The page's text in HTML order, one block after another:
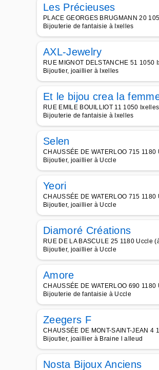
Les Précieuses
PLACE GEORGES BRUGMANN 20
Bijouterie de fantaisie à Ixelles
AXL-Jewelry
RUE MIGNOT DELSTANCHE 51 1050
Bijoutier, joaillier à Ixelles
Et le bijou crea la
RUE EMILE BOUILLIOT 11 1050
Bijouterie de fantaisie à Ixelles
Selen
CHAUSSÉE DE WATERLOO 715
Bijoutier, joaillier à Uccle
Yeori
CHAUSSÉE DE WATERLOO 715
Bijoutier, joaillier à Uccle
Diamoré Créations
RUE DE LA BASCULE 25 1180 Uccle
Bijoutier, joaillier à Uccle
Amore
CHAUSSÉE DE WATERLOO 690
Bijouterie de fantaisie à Uccle
Zeegers F
CHAUSSÉE DE MONT-SAINT-JEAN
Bijoutier, joaillier à Braine l alleud
Nosta Bijoux Anciens